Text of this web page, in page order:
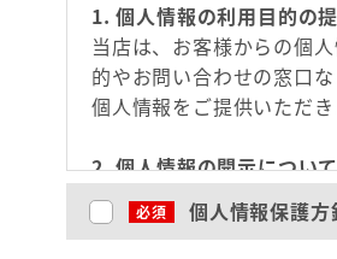
1. 個人情報の利用目的の
当店は、お客様からの個
的やお問い合わせの窓口
個人情報をご提供いただき
2. 個人情報の開示につい
当店は、あらかじめお客
合、および法令に基づき
個人情報保護方
必須